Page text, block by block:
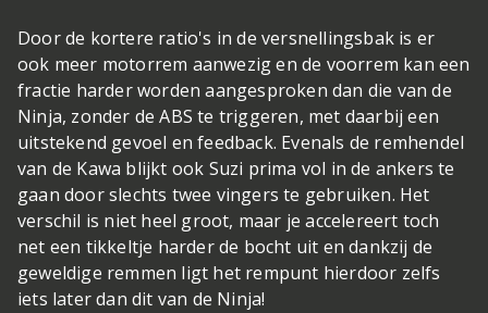
Door de kortere ratio's in de versnellingsbak is er
ook meer motorrem aanwezig en de voorrem kan een
fractie harder worden aangesproken dan die van de
Ninja, zonder de ABS te triggeren, met daarbij een
uitstekend gevoel en feedback. Evenals de remhendel
van de Kawa blijkt ook Suzi prima vol in de ankers te
gaan door slechts twee vingers te gebruiken. Het
verschil is niet heel groot, maar je accelereert toch
net een tikkeltje harder de bocht uit en dankzij de
geweldige remmen ligt het rempunt hierdoor zelfs
iets later dan dit van de Ninja!